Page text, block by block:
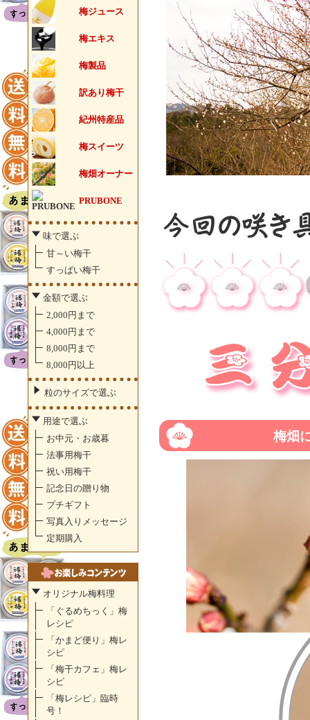
梅ジュース
梅エキス
梅製品
訳あり梅干
紀州特産品
梅スイーツ
梅畑オーナー
PRUBONE
味で選ぶ
甘～い梅干
すっぱい梅干
金額で選ぶ
2,000円まで
4,000円まで
8,000円まで
8,000円以上
粒のサイズで選ぶ
用途で選ぶ
お中元・お歳暮
法事用梅干
祝い用梅干
記念日の贈り物
プチギフト
写真入りメッセージ
定期購入
オリジナル梅料理
「ぐるめちっく」梅
レシピ
「かまど便り」梅レ
シピ
「梅干カフェ」梅レ
シピ
「梅レシピ」臨時
号！
梅畑